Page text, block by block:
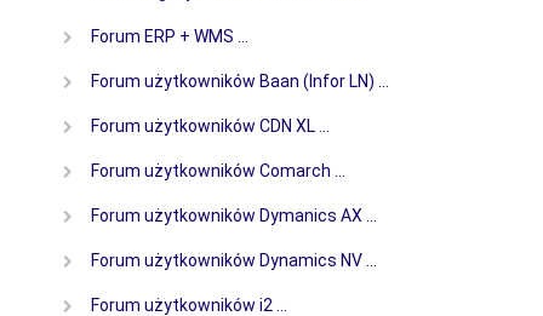
Forum ERP + WMS …
Forum użytkowników Baan (Infor LN) …
Forum użytkowników CDN XL …
Forum użytkowników Comarch …
Forum użytkowników Dymanics AX …
Forum użytkowników Dynamics NV …
Forum użytkowników i2 …